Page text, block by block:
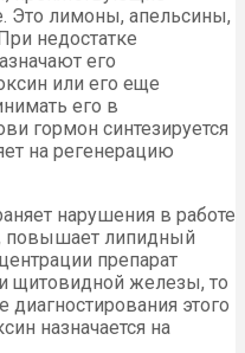
Это лимоны, апельсины,
недостатке
его
или его еще
его в
гормон синтезируется
на регенерацию
нарушения в работе
повышает липидный
препарат
щитовидной железы, то
диагностирования этого
назначается на